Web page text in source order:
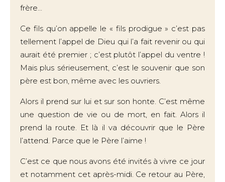
frère...
Ce fils qu’on appelle le « fils prodigue » c’est pas
tellement l’appel de Dieu qui l’a fait revenir ou qui
aurait été premier ; c’est plutôt l’appel du ventre !
Mais plus sérieusement, c’est le souvenir que son
père est bon, même avec les ouvriers.
Alors il prend sur lui et sur son honte. C’est même
une question de vie ou de mort, en fait. Alors il
prend la route. Et là il va découvrir que le Père
l’attend. Parce que le Père l’aime !
C’est ce que nous avons été invités à vivre ce jour
et notamment cet après-midi. Ce retour au Père,